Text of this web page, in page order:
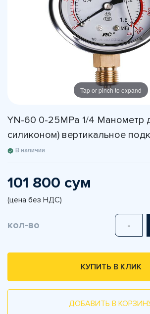
Tap or pinch to expand
YN-60 0-25MPа 1/4 Манометр
силиконом) вертикальное
В наличии
101 800 сум
(цена без НДС)
кол-во -
КУПИТЬ В КЛИК
ДОБАВИТЬ В